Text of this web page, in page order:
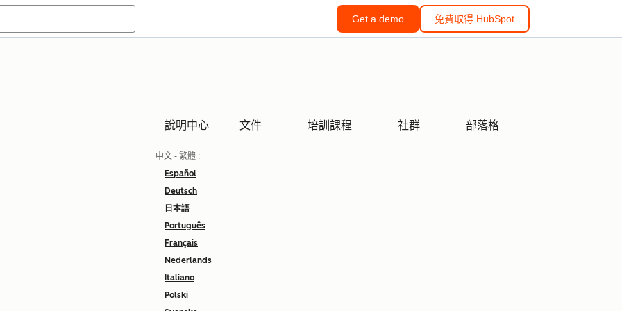
Get a demo 免費取得 HubSpot
說明中心 文件 培訓課程 社群 部落格
中文 - 繁體 :
Español
Deutsch
日本語
Português
Français
Nederlands
Italiano
Polski